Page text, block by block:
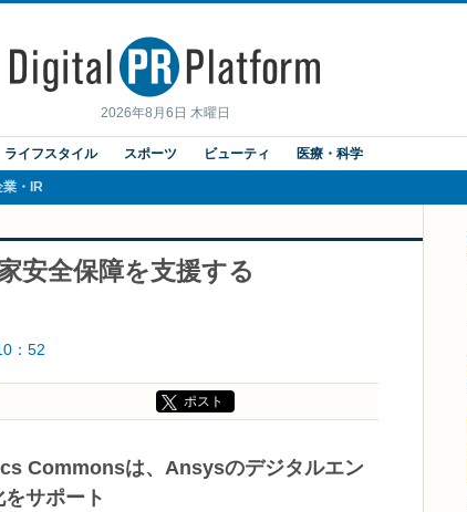
2026年8月6日 木曜日
ライフスタイル スポーツ ビューティ 医療・科学
業・IR
安全保障を支援する
：52
ポスト
Commonsは、Ansysのデジタルエン
サポート